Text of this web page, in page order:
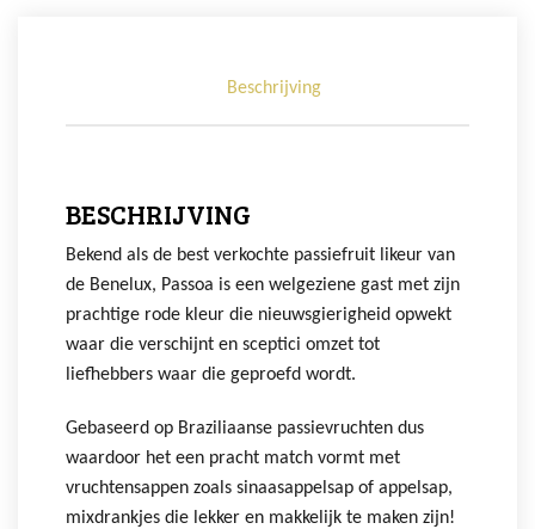
Beschrijving
BESCHRIJVING
Bekend als de best verkochte passiefruit likeur van
de Benelux, Passoa is een welgeziene gast met zijn
prachtige rode kleur die nieuwsgierigheid opwekt
waar die verschijnt en sceptici omzet tot
liefhebbers waar die geproefd wordt.
Gebaseerd op Braziliaanse passievruchten dus
waardoor het een pracht match vormt met
vruchtensappen zoals sinaasappelsap of appelsap,
mixdrankjes die lekker en makkelijk te maken zijn!